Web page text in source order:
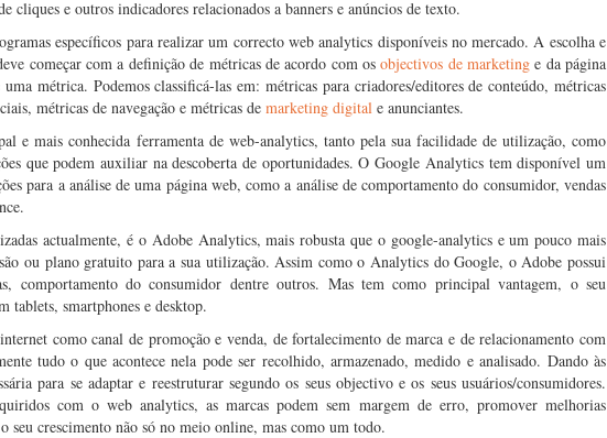
cliques e outros indicadores relacionados a banners e anúncios de texto.
específicos para realizar um correcto web analytics disponíveis no mercado. A escolha e
começar com a definição de métricas de acordo com osobjectivos de marketinge da página
métrica. Podemos classificá-las em: métricas para criadores/editores de conteúdo, métricas
métricas de navegação e métricas de marketing digital e anunciantes.
e mais conhecida ferramenta de web-analytics, tanto pela sua facilidade de utilização, como
que podem auxiliar na descoberta de oportunidades. O Google Analytics tem disponível um
para a análise de uma página web, como a análise de comportamento do consumidor, vendas
actualmente, é o Adobe Analytics, mais robusta que o google-analytics e um pouco mais
ou plano gratuito para a sua utilização. Assim como o Analytics do Google, o Adobe possui
comportamento do consumidor dentre outros. Mas tem como principal vantagem, o seu
tablets, smartphones e desktop.
como canal de promoção e venda, de fortalecimento de marca e de relacionamento com
tudo o que acontece nela pode ser recolhido, armazenado, medido e analisado. Dando às
para se adaptar e reestruturar segundo os seus objectivo e os seus usuários/consumidores.
com o web analytics, as marcas podem sem margem de erro, promover melhorias
seu crescimento não só no meio online, mas como um todo.